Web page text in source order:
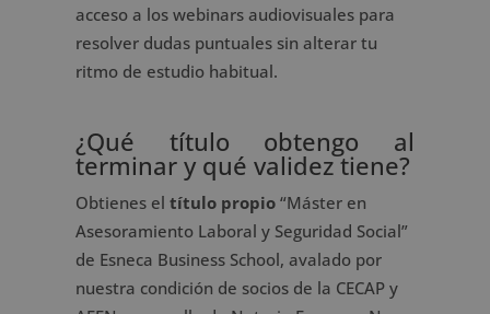
acceso a los webinars audiovisuales para
resolver dudas puntuales sin alterar tu
ritmo de estudio habitual.
¿Qué título obtengo al
terminar y qué validez tiene?
Obtienes el título propio“Máster en
Asesoramiento Laboral y Seguridad Social”
de Esneca Business School, avalado por
nuestra condición de socios de la CECAP y